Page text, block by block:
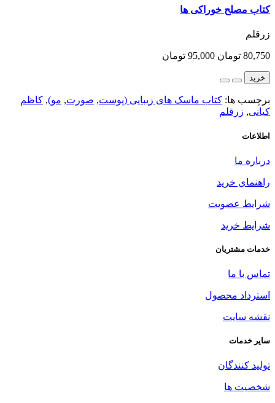
کتاب مصلح خوراکی ها
زرقلم
80,750 تومان 95,000 تومان
خرید
برچسب ها: کتاب ماسک های زیبایی (پوست, صورت, مو), کاظم
کیانی, زرقلم
اطلاعات
درباره ما
راهنمای خرید
شرایط عضویت
شرایط خرید
خدمات مشتریان
تماس با ما
استرداد محصول
نقشه سایت
سایر خدمات
تولید کنندگان
شخصیت ها